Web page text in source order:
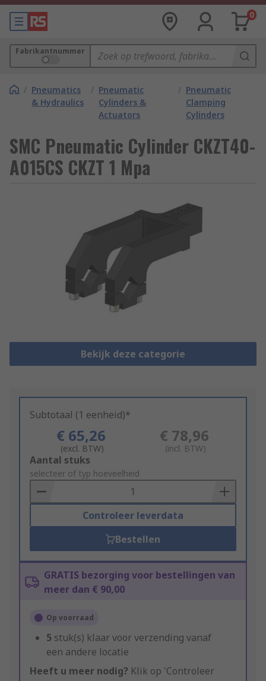
0
Fabrikantnummer
/ Pneumatics
& Hydraulics
/ Pneumatic
Cylinders &
Actuators
/ Pneumatic
Clamping
Cylinders
SMC Pneumatic Cylinder CKZT40-
A015CS CKZT 1 Mpa
Bekijk deze categorie
Subtotaal (1 eenheid)*
€ 65,26
(excl. BTW)
€ 78,96
(incl. BTW)
Add
to
Basket
Aantal stuks
selecteer of typ hoeveelheid
Controleer leverdata
Bestellen
GRATIS bezorging voor bestellingen van
meer dan € 90,00
Op voorraad
5 stuk(s) klaar voor verzending vanaf
een andere locatie
Heeft u meer nodig? Klik op 'Controleer